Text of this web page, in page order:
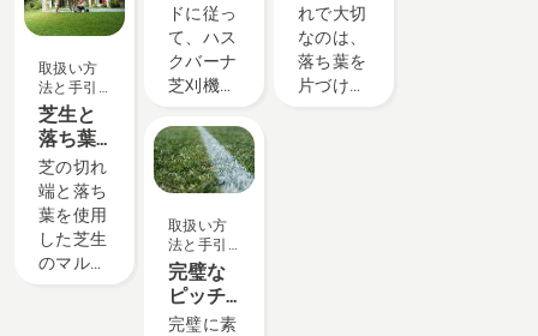
生に適切
与えるヒ
ントをご
紹介しま
す。
取扱い方
法と手引
き
芝生と
落ち葉
による
マルチ
ングの
方法
芝の切れ
端と落ち
葉を使用
した芝生
のマルチ
ありま
す。オイ
ルの抜き
取りには
法があ
り、この
ビデオで
方法が示
されてい
ます。
へのマ
ルチキ
ットの
取り付
ドに従っ
て、ハス
クバーナ
芝刈機に
ットを取
り付けま
す。ブレ
利なた
め、グロ
ーブをは
めるか、
厚手の布
取扱い方
法と手引
き
完璧な
ピッチ
を作る
完璧に素
法 - 6つ
のヒン
ト
れで大切
なのは、
落ち葉を
片づけた